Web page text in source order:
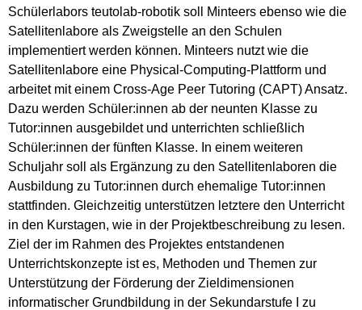
Schülerlabors teutolab-robotik soll Minteers ebenso wie die
Satellitenlabore als Zweigstelle an den Schulen
implementiert werden können. Minteers nutzt wie die
Satellitenlabore eine Physical-Computing-Plattform und
arbeitet mit einem Cross-Age Peer Tutoring (CAPT) Ansatz.
Dazu werden Schüler:innen ab der neunten Klasse zu
Tutor:innen ausgebildet und unterrichten schließlich
Schüler:innen der fünften Klasse. In einem weiteren
Schuljahr soll als Ergänzung zu den Satellitenlaboren die
Ausbildung zu Tutor:innen durch ehemalige Tutor:innen
stattfinden. Gleichzeitig unterstützen letztere den Unterricht
in den Kurstagen, wie in der Projektbeschreibung zu lesen.
Ziel der im Rahmen des Projektes entstandenen
Unterrichtskonzepte ist es, Methoden und Themen zur
Unterstützung der Förderung der Zieldimensionen
informatischer Grundbildung in der Sekundarstufe I zu